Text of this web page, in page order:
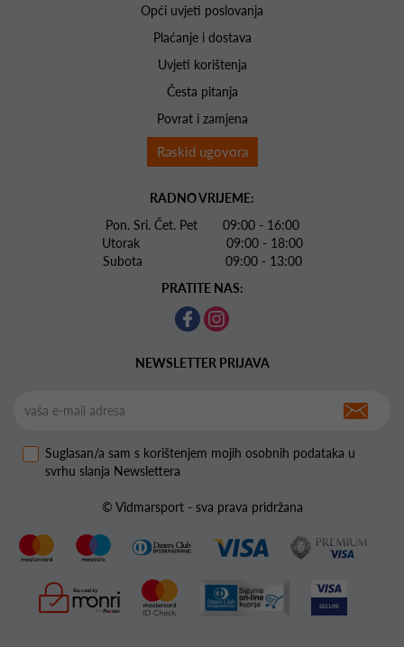
Opći uvjeti poslovanja
Plaćanje i dostava
Uvjeti korištenja
Česta pitanja
Povrat i zamjena
Raskid ugovora
RADNO VRIJEME:
Pon. Sri. Čet. Pet 09:00 - 16:00
Utorak 09:00 - 18:00
Subota 09:00 - 13:00
PRATITE NAS:
NEWSLETTER PRIJAVA
Suglasan/a sam s korištenjem mojih osobnih podataka u
svrhu slanja Newslettera
© Vidmarsport - sva prava pridržana